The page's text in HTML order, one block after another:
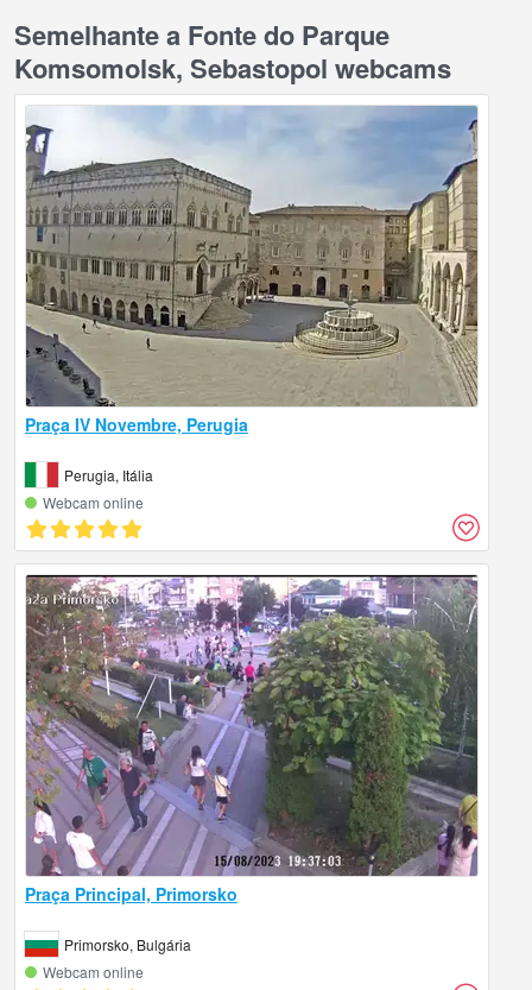
Semelhante a Fonte do Parque
Komsomolsk, Sebastopol webcams
Praça IV Novembre, Perugia
Perugia, Itália
Webcam online
Praça Principal, Primorsko
Primorsko, Bulgária
Webcam online